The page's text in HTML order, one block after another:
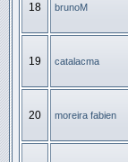
18 brunoM
19 catalacma
20 moreira fabien